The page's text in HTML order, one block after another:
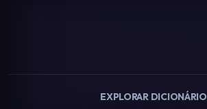
EXPLORAR DICIONÁRIO